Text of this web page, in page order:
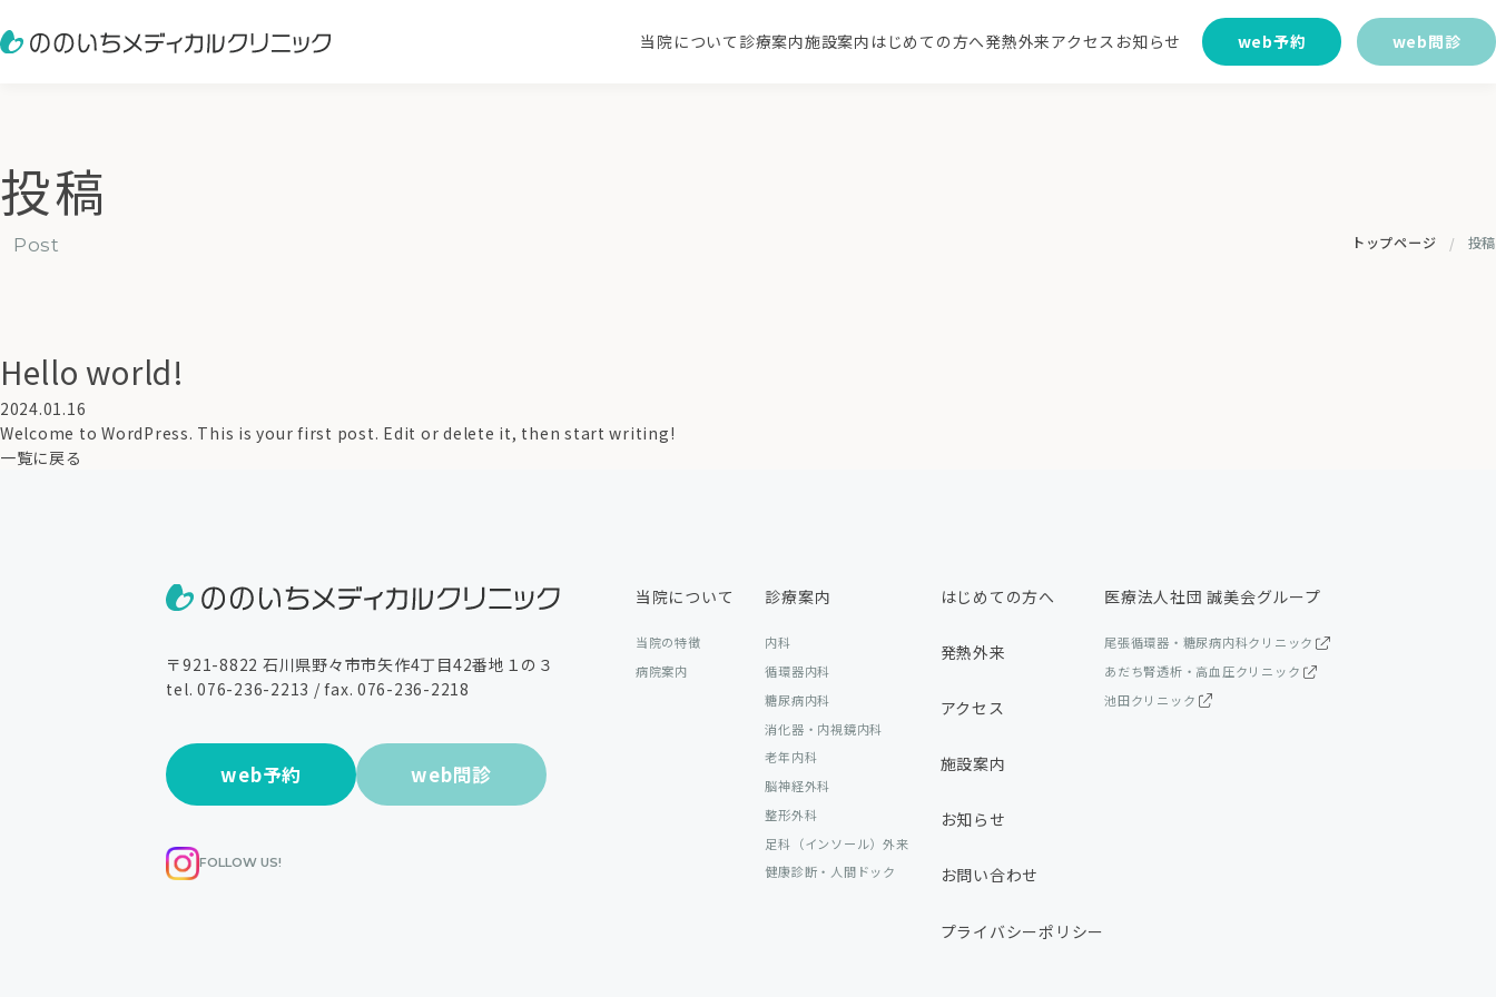
当院について 診療案内施設案内 はじめての方へ発熱外来アクセス お知らせ web予約 web問診
投稿
post トップページ 投稿
Hello world!
2024.01.16
Welcome to WordPress. This is your first post. Edit or delete it, then start writing!
一覧に戻る
〒921-8822 石川県野々市市矢作4丁目42番地１の３
tel.076-236-2213 / fax. 076-236-2218
web予約 web問診
FOLLOW US!
当院について
当院の特徴
病院案内
診療案内
内科
循環器内科
糖尿病内科
消化器・内視鏡内科
老年内科
脳神経外科
整形外科
足科（インソール）外来
健康診断・人間ドック
はじめての方へ
発熱外来
アクセス
施設案内
お知らせ
お問い合わせ
プライバシーポリシー
医療法人社団 誠美会グループ
尾張循環器・糖尿病内科クリニック
あだち腎透析・高血圧クリニック
池田クリニック